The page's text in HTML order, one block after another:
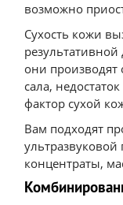
возможно
Сухость кожи
они производят
сала,
фактор сухой
Вам подходят
концентраты,